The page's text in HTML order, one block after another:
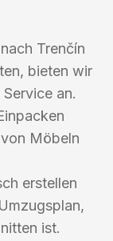
Trenčín
bieten wir
an.
Möbeln
erstellen
ist.